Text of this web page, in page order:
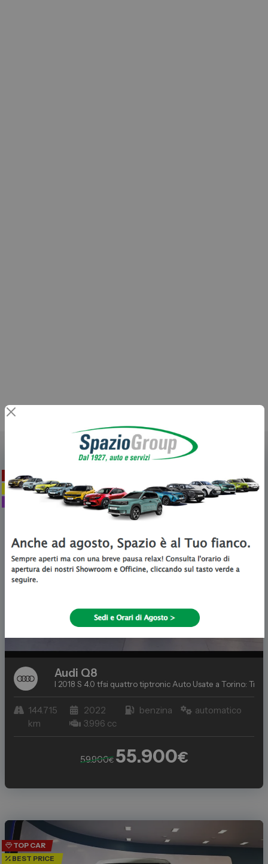
TOP CAR
BEST PRICE
Audi Q8
I 2018 S 4.0 tfsi quattro tiptronicAuto Usate a Torino:
144.715
km
2022 benzina
automatico
3.996 cc
59.900€ 55.900€
TOP CAR
BEST PRICE